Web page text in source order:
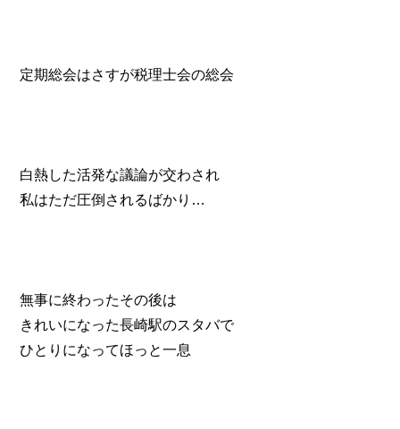
定期総会はさすが税理士会の総会
白熱した活発な議論が交わされ
私はただ圧倒されるばかり…
無事に終わったその後は
きれいになった長崎駅のスタバで
ひとりになってほっと一息